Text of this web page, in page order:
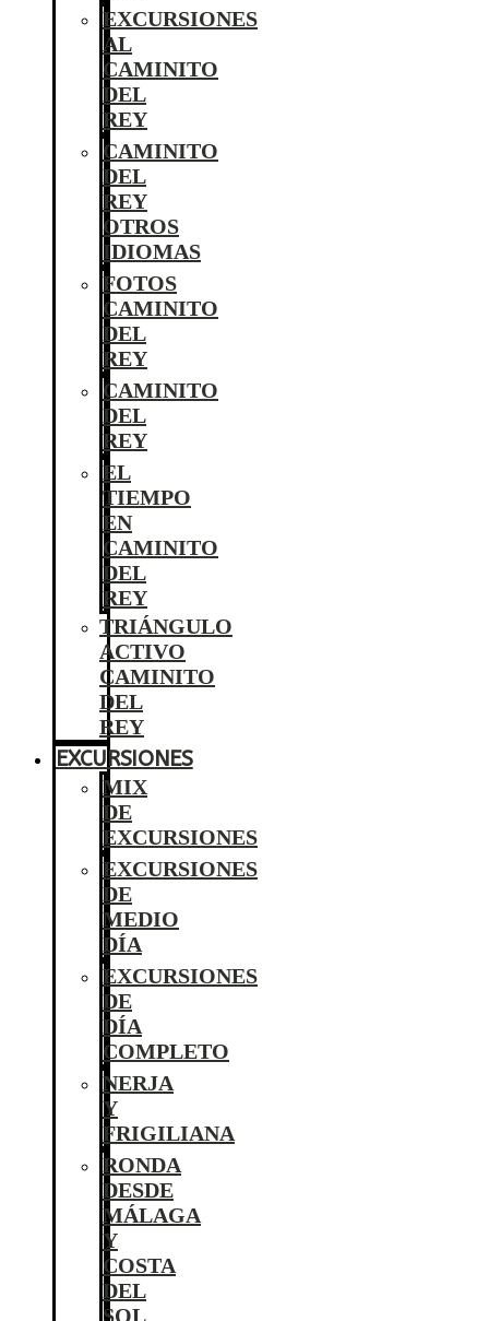
EXCURSIONES
AL
CAMINITO
DEL
REY
CAMINITO
DEL
REY
OTROS
IDIOMAS
FOTOS
CAMINITO
DEL
REY
CAMINITO
DEL
REY
EL
TIEMPO
EN
CAMINITO
DEL
REY
TRIÁNGULO
ACTIVO
CAMINITO
DEL
REY
EXCURSIONES
MIX
DE
EXCURSIONES
EXCURSIONES
DE
MEDIO
DÍA
EXCURSIONES
DE
DÍA
COMPLETO
NERJA
Y
FRIGILIANA
RONDA
DESDE
MÁLAGA
Y
COSTA
DEL
SOL